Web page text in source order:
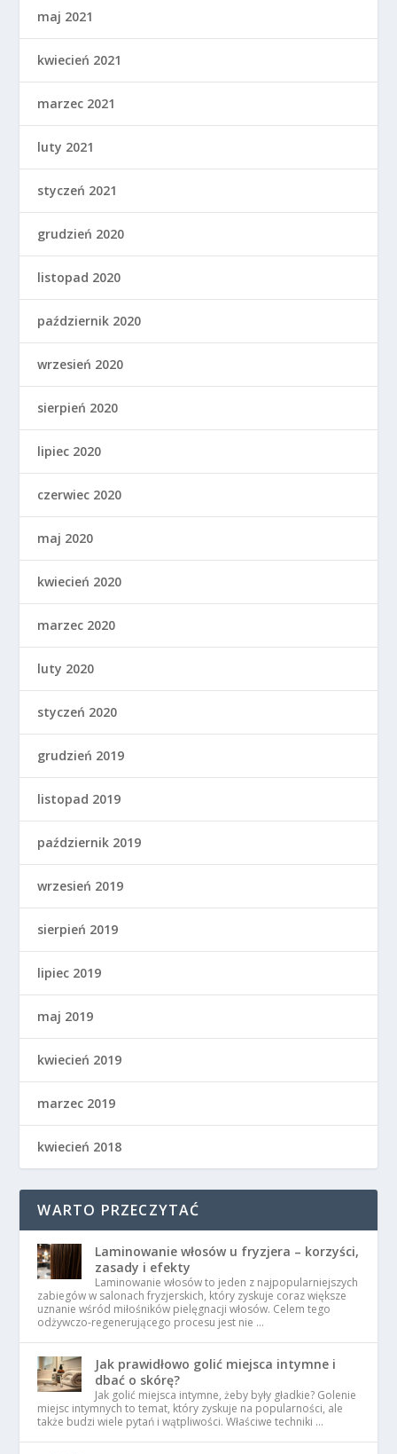
maj 2021
kwiecień 2021
marzec 2021
luty 2021
styczeń 2021
grudzień 2020
listopad 2020
październik 2020
wrzesień 2020
sierpień 2020
lipiec 2020
czerwiec 2020
maj 2020
kwiecień 2020
marzec 2020
luty 2020
styczeń 2020
grudzień 2019
listopad 2019
październik 2019
wrzesień 2019
sierpień 2019
lipiec 2019
maj 2019
kwiecień 2019
marzec 2019
kwiecień 2018
WARTO PRZECZYTAĆ
Laminowanie włosów u fryzjera – korzyści,
zasady i efekty
Laminowanie włosów to jeden z najpopularniejszych
zabiegów w salonach fryzjerskich, który zyskuje coraz większe
uznanie wśród miłośników pielęgnacji włosów. Celem tego
odżywczo-regenerującego procesu jest nie …
Jak prawidłowo golić miejsca intymne i
dbać o skórę?
Jak golić miejsca intymne, żeby były gładkie? Golenie
miejsc intymnych to temat, który zyskuje na popularności, ale
także budzi wiele pytań i wątpliwości. Właściwe techniki …